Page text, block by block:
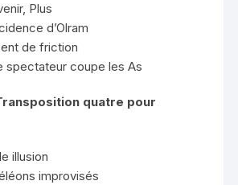
Plus
d’Olram
de friction
spectateur coupe les As
quatre pour
illusion
improvisés